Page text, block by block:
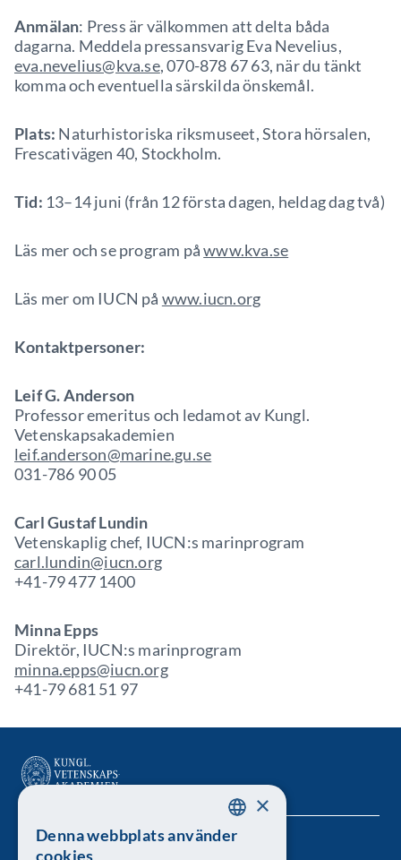
Anmälan: Press är välkommen att delta båda
dagarna. Meddela pressansvarig Eva Nevelius,
eva.nevelius@kva.se, 070-878 67 63, när du tänkt
komma och eventuella särskilda önskemål.
Plats: Naturhistoriska riksmuseet, Stora hörsalen,
Frescativägen 40, Stockholm.
Tid: 13–14 juni (från 12 första dagen, heldag dag två)
Läs mer och se program påwww.kva.se
Läs mer om IUCN på www.iucn.org
Kontaktpersoner:
Leif G. Anderson
Professor emeritus och ledamot av Kungl.
Vetenskapsakademien
leif.anderson@marine.gu.se
031-786 90 05
Carl Gustaf Lundin
Vetenskaplig chef, IUCN:s marinprogram
carl.lundin@iucn.org
+41-79 477 1400
Minna Epps
Direktör, IUCN:s marinprogram
minna.epps@iucn.org
+41-79 681 51 97
Kungl. Vetenskapsakademien SWEDISH
×
Denna webbplats använder
cookies